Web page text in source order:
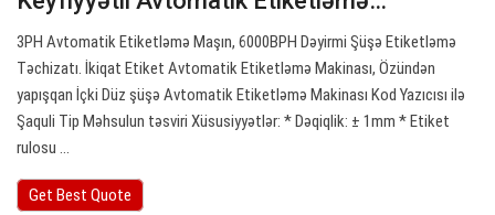
3PH Avtomatik Etiketləmə Maşın, 6000BPH Dəyirmi Şüşə Etiketləmə
Təchizatı. İkiqat Etiket Avtomatik Etiketləmə Makinası, Özündən
yapışqan İçki Düz şüşə Avtomatik Etiketləmə Makinası Kod Yazıcısı ilə
Şaquli Tip Məhsulun təsviri Xüsusiyyətlər: * Dəqiqlik: ± 1mm * Etiket
rulosu ...
Get Best Quote